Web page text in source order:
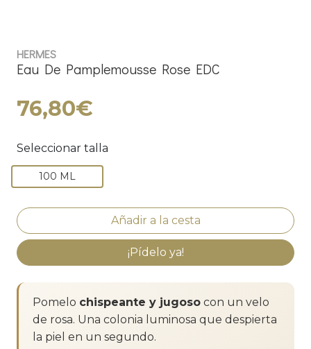
HERMES
Eau De Pamplemousse Rose EDC
76,80€
Seleccionar talla
100 ML
¡Pídelo ya!
Pomelo chispeante y jugoso con un velo
de rosa. Una colonia luminosa que despierta
la piel en un segundo.